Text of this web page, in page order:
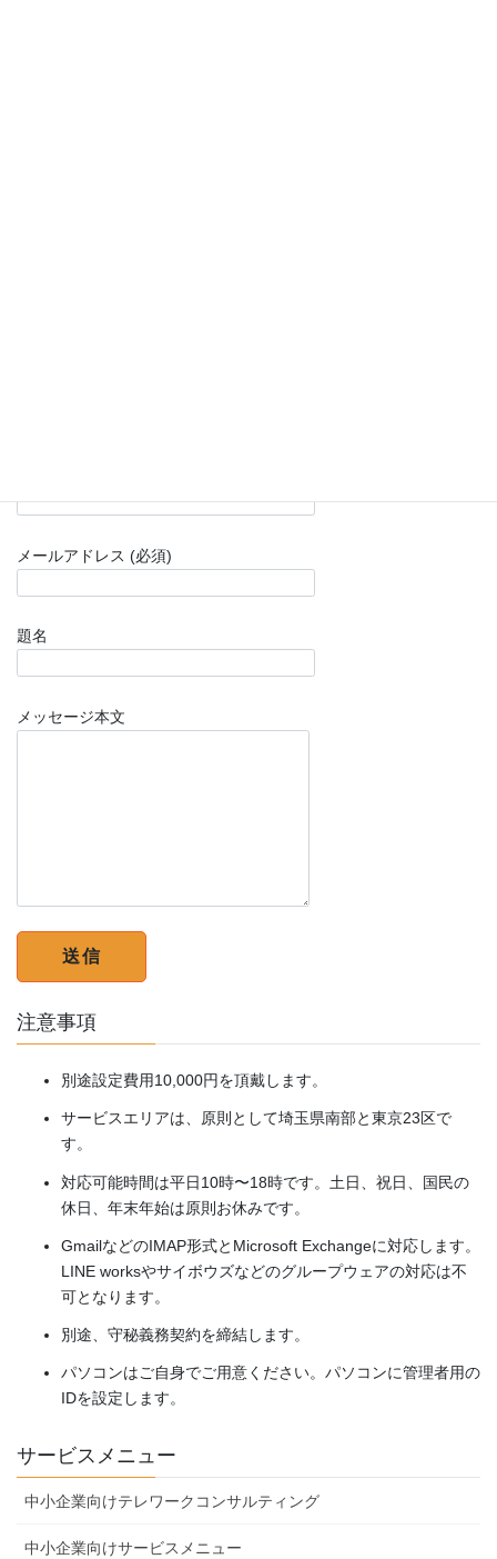
メールアドレス (必須)
題名
メッセージ本文
注意事項
別途設定費用10,000円を頂戴します。
サービスエリアは、原則として埼玉県南部と東京23区で
す。
対応可能時間は平日10時〜18時です。土日、祝日、国民の
休日、年末年始は原則お休みです。
GmailなどのIMAP形式とMicrosoft Exchangeに対応します。
LINE worksやサイボウズなどのグループウェアの対応は不
可となります。
別途、守秘義務契約を締結します。
パソコンはご自身でご用意ください。パソコンに管理者用の
IDを設定します。
サービスメニュー
中小企業向けテレワークコンサルティング
中小企業向けサービスメニュー